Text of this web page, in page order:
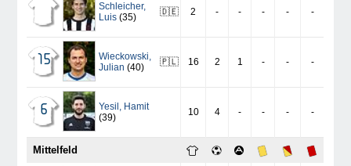
Schleicher,
Luis (35) 🇩🇪 2 - - - - -
15 Wieckowski,
Julian (40) 🇵🇱 16 2 1 - - -
6 Yesil , Hamit
(39)
10 4 - - - -
Mittelfeld